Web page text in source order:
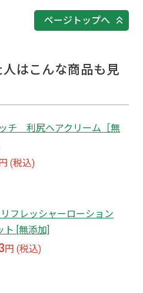
ページトップへ
はこんな商品も見
チ 利尻ヘアクリーム［無
(税込)
フレッシャーローション
ト [無添加]
円 (税込)